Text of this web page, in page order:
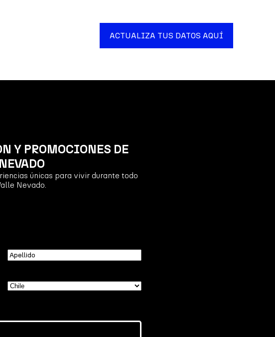
ACTUALIZA TUS DATOS AQUÍ
Y PROMOCIONES DE
únicas para vivir durante todo
Nevado.
Apellido
País(Required)